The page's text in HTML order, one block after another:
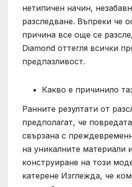
нетипичен начин,
разследване. Въпреки че
причина все още се
Diamond оттегля всички
предпазливост.
Какво е причинило
Ранните резултати от
предполагат, че
свързана с
на уникалните материали
конструиране на този
катерене Изглежда, че